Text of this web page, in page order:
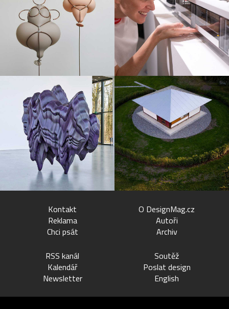
Kontakt
Reklama
Chci psát
O DesignMag.cz
Autoři
Archiv
RSS kanál
Kalendář
Newsletter
Soutěž
Poslat design
English